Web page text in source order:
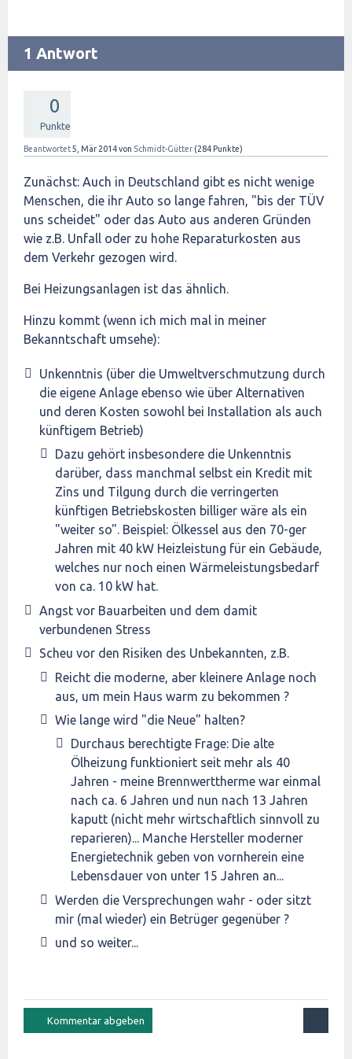
1 Antwort
0
Punkte
Beantwortet5, Mär 2014von Schmidt-Gütter (284 Punkte)
Zunächst: Auch in Deutschland gibt es nicht wenige
Menschen, die ihr Auto so lange fahren, "bis der TÜV
uns scheidet" oder das Auto aus anderen Gründen
wie z.B. Unfall oder zu hohe Reparaturkosten aus
dem Verkehr gezogen wird.
Bei Heizungsanlagen ist das ähnlich.
Hinzu kommt (wenn ich mich mal in meiner
Bekanntschaft umsehe):
Unkenntnis (über die Umweltverschmutzung durch
die eigene Anlage ebenso wie über Alternativen
und deren Kosten sowohl bei Installation als auch
künftigem Betrieb)
Dazu gehört insbesondere die Unkenntnis
darüber, dass manchmal selbst ein Kredit mit
Zins und Tilgung durch die verringerten
künftigen Betriebskosten billiger wäre als ein
"weiter so". Beispiel: Ölkessel aus den 70-ger
Jahren mit 40 kW Heizleistung für ein Gebäude,
welches nur noch einen Wärmeleistungsbedarf
von ca. 10 kW hat.
Angst vor Bauarbeiten und dem damit
verbundenen Stress
Scheu vor den Risiken des Unbekannten, z.B.
Reicht die moderne, aber kleinere Anlage noch
aus, um mein Haus warm zu bekommen ?
Wie lange wird "die Neue" halten?
Durchaus berechtigte Frage: Die alte
Ölheizung funktioniert seit mehr als 40
Jahren - meine Brennwerttherme war einmal
nach ca. 6 Jahren und nun nach 13 Jahren
kaputt (nicht mehr wirtschaftlich sinnvoll zu
reparieren)... Manche Hersteller moderner
Energietechnik geben von vornherein eine
Lebensdauer von unter 15 Jahren an...
Werden die Versprechungen wahr - oder sitzt
mir (mal wieder) ein Betrüger gegenüber ?
und so weiter...